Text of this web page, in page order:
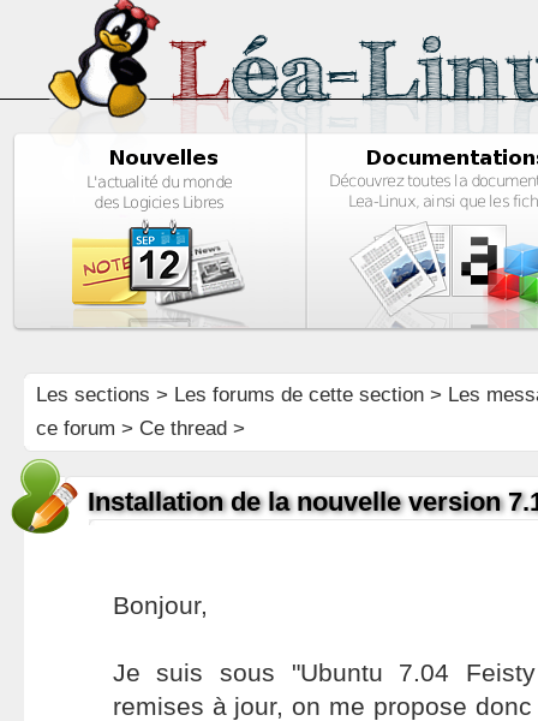
Les sections > Les forums de cette section> Les
ce forum > Ce thread >
Installation de la nouvelle version
Bonjour,
Je suis sous "Ubuntu 7.04
remises à jour, on me propose